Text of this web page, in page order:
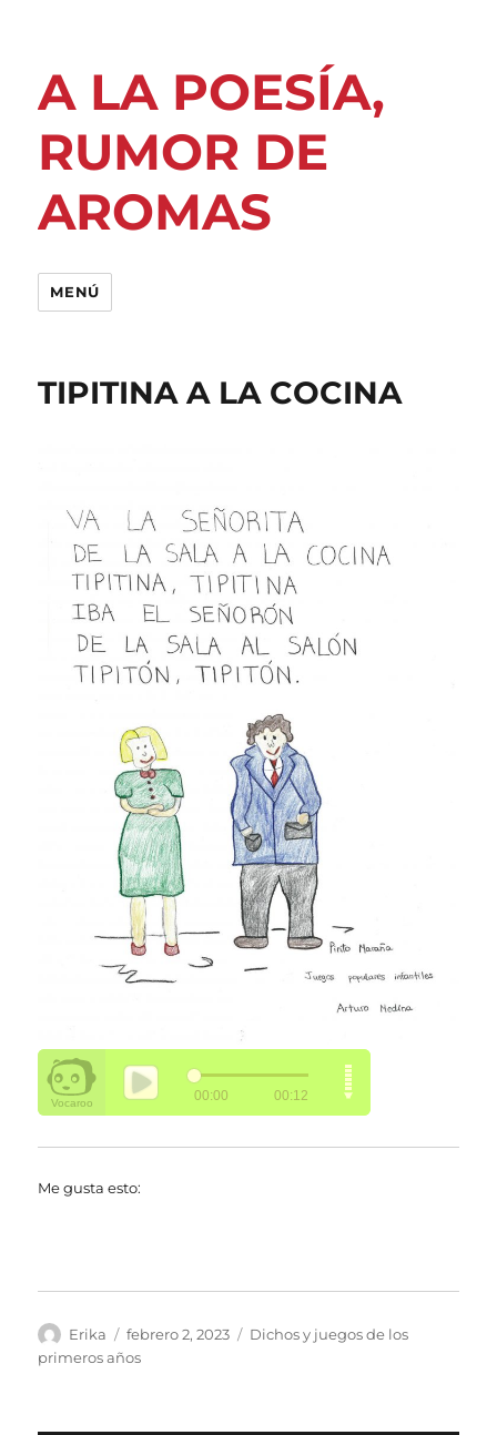
A LA POESÍA,
RUMOR DE
AROMAS
MENÚ
TIPITINA A LA COCINA
Me gusta esto:
Autor
Erika
Publicado
el
febrero 2, 2023 Categorías
Dichos y juegos de los
primeros años